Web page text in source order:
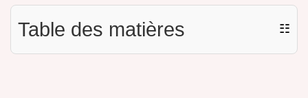
Table des matières ☷